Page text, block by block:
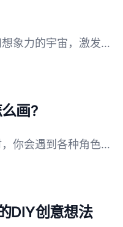
象力的宇宙，激发各
这是一个充满迷人角
色爱好者喜爱的主
，邀请艺术表达。动
尤其喜爱丹迪的世
的造型和个性。丹迪
索创造力、放松和享
画?
你会遇到各种角色和
，如兔子和熊，顽皮
的浅粉、宝宝蓝或淡
艳的绿色、橙色或紫
DIY创意想法